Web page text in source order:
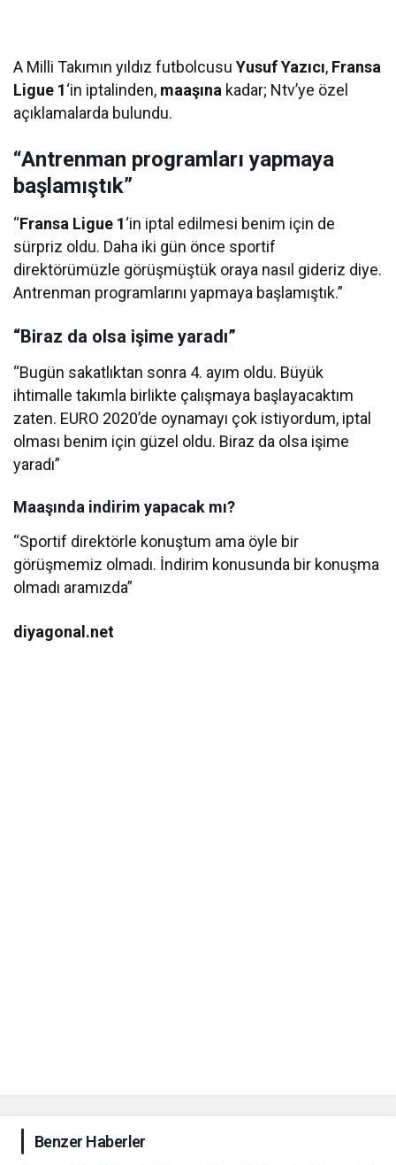
A Milli Takımın yıldız futbolcusuYusuf Yazıcı, Fransa
Ligue 1‘in iptalinden, maaşına kadar; Ntv’ye özel
açıklamalarda bulundu.
“Antrenman programları yapmaya
başlamıştık”
“Fransa Ligue 1‘in iptal edilmesi benim için de
sürpriz oldu. Daha iki gün önce sportif
direktörümüzle görüşmüştük oraya nasıl gideriz diye.
Antrenman programlarını yapmaya başlamıştık.”
“Biraz da olsa işime yaradı”
“Bugün sakatlıktan sonra 4. ayım oldu. Büyük
ihtimalle takımla birlikte çalışmaya başlayacaktım
zaten. EURO 2020’de oynamayı çok istiyordum, iptal
olması benim için güzel oldu. Biraz da olsa işime
yaradı”
Maaşında indirim yapacak mı?
“Sportif direktörle konuştum ama öyle bir
görüşmemiz olmadı. İndirim konusunda bir konuşma
olmadı aramızda”
diyagonal.net
Benzer Haberler